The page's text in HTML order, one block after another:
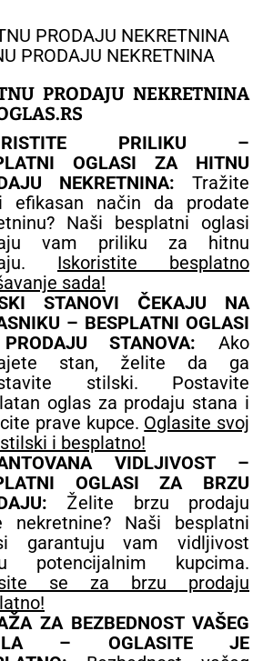
PRODAJU NEKRETNINA
PRODAJU NEKRETNINA
PRILIKU –
OGLASI ZA HITNU
NEKRETNINA: Tražite
efikasan način da prodate
Naši besplatni oglasi
vam priliku za hitnu
Iskoristite besplatno
sada!
STANOVI ČEKAJU NA
– BESPLATNI OGLASI
STANOVA: Ako
stan, želite da ga
stilski. Postavite
oglas za prodaju stana i
prave kupce. Oglasite svoj
i besplatno!
VIDLJIVOST –
OGLASI ZA BRZU
Želite brzu prodaju
nekretnine? Naši besplatni
garantuju vam vidljivost
potencijalnim kupcima.
se za brzu prodaju
ZA BEZBEDNOST VAŠEG
– OGLASITE JE